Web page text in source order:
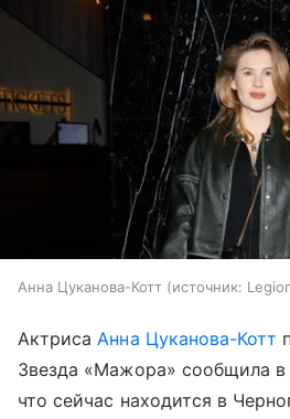
Анна Цуканова-Котт источник:
АктрисаАнна Цуканова-Котт
Звезда «Мажора» сообщила в
что сейчас находится в